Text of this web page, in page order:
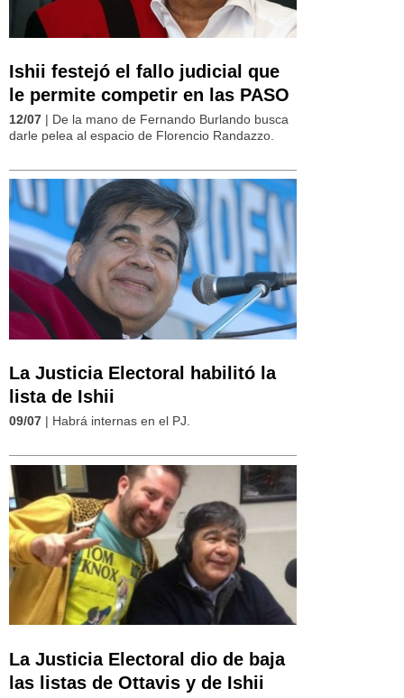
Ishii festejó el fallo judicial que
le permite competir en las PASO
12/07 | De la mano de Fernando Burlando busca
darle pelea al espacio de Florencio Randazzo.
La Justicia Electoral habilitó la
lista de Ishii
09/07 | Habrá internas en el PJ.
La Justicia Electoral dio de baja
las listas de Ottavis y de Ishii